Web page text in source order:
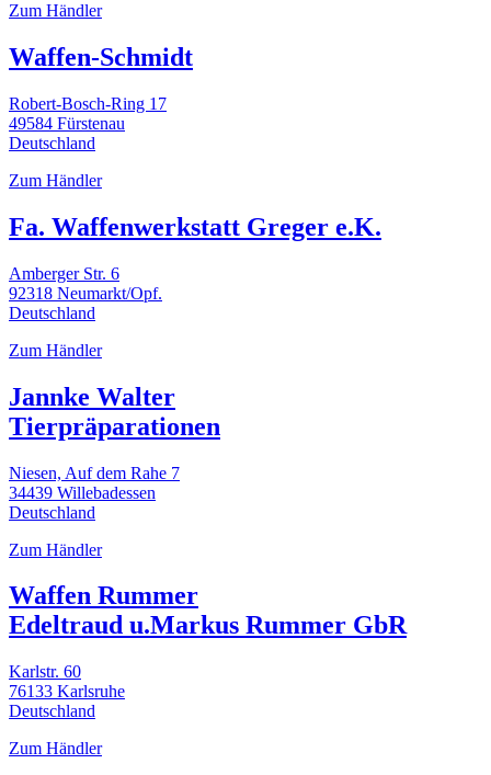
Zum Händler
Waffen-Schmidt
Robert-Bosch-Ring 17
49584 Fürstenau
Deutschland
Zum Händler
Fa. Waffenwerkstatt Greger e.K.
Amberger Str. 6
92318 Neumarkt/Opf.
Deutschland
Zum Händler
Jannke Walter
Tierpräparationen
Niesen, Auf dem Rahe 7
34439 Willebadessen
Deutschland
Zum Händler
Waffen Rummer
Edeltraud u.Markus Rummer GbR
Karlstr. 60
76133 Karlsruhe
Deutschland
Zum Händler